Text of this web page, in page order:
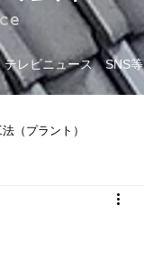
テレビニュース SNS等
（プラント）